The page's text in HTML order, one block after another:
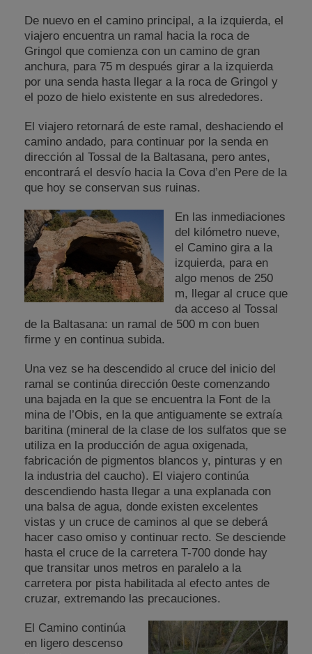
De nuevo en el camino principal, a la izquierda, el
viajero encuentra un ramal hacia la roca de
Gringol que comienza con un camino de gran
anchura, para 75 m después girar a la izquierda
por una senda hasta llegar a la roca de Gringol y
el pozo de hielo existente en sus alrededores.
El viajero retornará de este ramal, deshaciendo el
camino andado, para continuar por la senda en
dirección al Tossal de la Baltasana, pero antes,
encontrará el desvío hacia la Cova d’en Pere de la
que hoy se conservan sus ruinas.
En las inmediaciones
del kilómetro nueve,
el Camino gira a la
izquierda, para en
algo menos de 250
m, llegar al cruce que
da acceso al Tossal
de la Baltasana: un ramal de 500 m con buen
firme y en continua subida.
Una vez se ha descendido al cruce del inicio del
ramal se continúa dirección 0este comenzando
una bajada en la que se encuentra la Font de la
mina de l’Obis, en la que antiguamente se extraía
baritina (mineral de la clase de los sulfatos que se
utiliza en la producción de agua oxigenada,
fabricación de pigmentos blancos y, pinturas y en
la industria del caucho). El viajero continúa
descendiendo hasta llegar a una explanada con
una balsa de agua, donde existen excelentes
vistas y un cruce de caminos al que se deberá
hacer caso omiso y continuar recto. Se desciende
hasta el cruce de la carretera T-700 donde hay
que transitar unos metros en paralelo a la
carretera por pista habilitada al efecto antes de
cruzar, extremando las precauciones.
El Camino continúa
en ligero descenso